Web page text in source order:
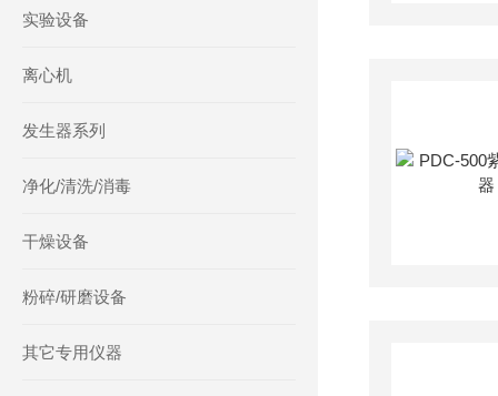
实验设备
离心机
发生器系列
净化/清洗/消毒
干燥设备
粉碎/研磨设备
其它专用仪器